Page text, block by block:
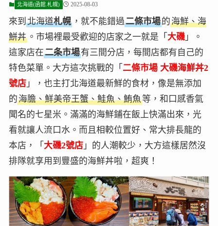
北海道(函館.札幌) 2025-08-03
來到 北海道札幌，就不能錯過二條市場的海鮮、海
鮩丼。市場裡最受歡迎的店家之一就是「 大磯」。
這家店在二条市場有三間分店，每間店都有自己的
特色菜單。大方這次挑戰的「 二條市場 大磯海鮮丼2
號店」，也主打北海道最新鮮的食材，像是無添加
的海膽、鮮美帝王蟹、鮭魚、鮪魚等，和口感香氣
聞名的七星米。滿滿的海鮮鋪在飯上快滿出來，光
看就讓人流口水。而且相較位置好、常大排長龍的
本店，「 大磯2號店」的人潮較少，大方這樣居然沒
排隊就享用到豐盛的海鮮丼啦，超爽！